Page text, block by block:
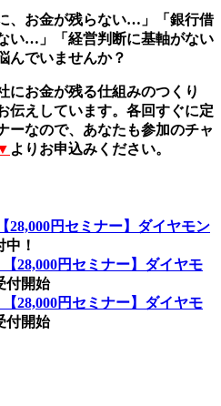
、お金が残らない…」「銀行借
い…」「経営判断に基軸がない
んでいませんか？
にお金が残る仕組みのつくり
伝えしています。各回すぐに定
ーなので、あなたも参加のチャ
よりお申込みください。
28,000円セミナー】ダイヤモン
中！
28,000円セミナー】ダイヤモ
付開始
28,000円セミナー】ダイヤモ
付開始